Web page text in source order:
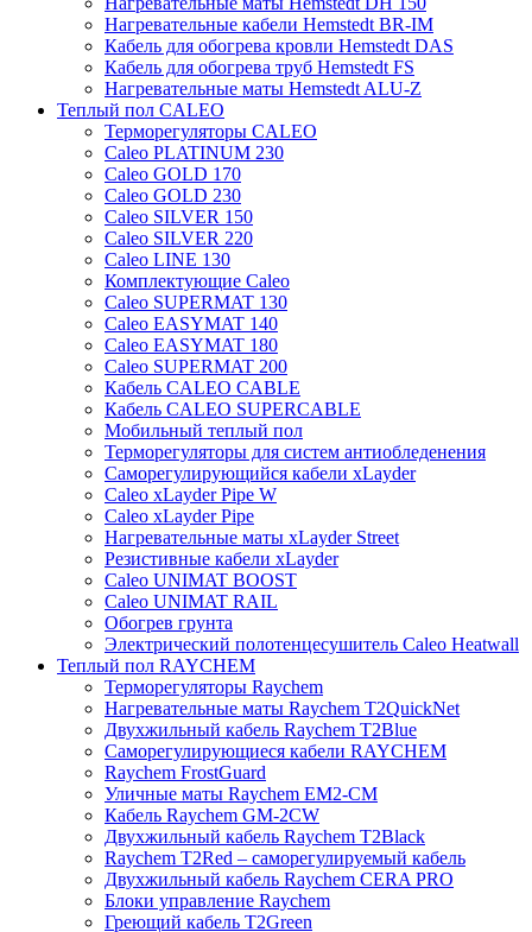
Нагревательные кабели Hemstedt BR-IM
Кабель для обогрева кровли Hemstedt DAS
Кабель для обогрева труб Hemstedt FS
Нагревательные маты Hemstedt ALU-Z
Теплый пол CALEO
Терморегуляторы CALEO
Caleo PLATINUM 230
Caleo GOLD 170
Caleo GOLD 230
Caleo SILVER 150
Caleo SILVER 220
Caleo LINE 130
Комплектующие Caleo
Caleo SUPERMAT 130
Caleo EASYMAT 140
Caleo EASYMAT 180
Caleo SUPERMAT 200
Кабель CALEO CABLE
Кабель CALEO SUPERCABLE
Мобильный теплый пол
Терморегуляторы для систем антиобледенения
Саморегулирующийся кабели xLayder
Caleo xLayder Pipe W
Caleo xLayder Pipe
Нагревательные маты xLayder Street
Резистивные кабели xLayder
Caleo UNIMAT BOOST
Caleo UNIMAT RAIL
Обогрев грунта
Электрический полотенцесушитель Caleo Heatwall
Теплый пол RAYCHEM
Терморегуляторы Raychem
Нагревательные маты Raychem T2QuickNet
Двухжильный кабель Raychem T2Blue
Саморегулирующиеся кабели RAYCHEM
Raychem FrostGuard
Уличные маты Raychem EM2-CM
Кабель Raychem GM-2CW
Двухжильный кабель Raychem T2Black
Raychem T2Red – саморегулируемый кабель
Двухжильный кабель Raychem CERA PRO
Блоки управление Raychem
Греющий кабель T2Green